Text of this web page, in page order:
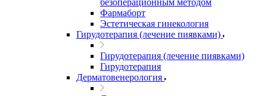
безоперационным методом
Фармаборт
Эстетическая гинекология
Гирудотерапия (лечение пиявками)
Гирудотерапия (лечение пиявками)
Гирудотерапия
Дерматовенерология